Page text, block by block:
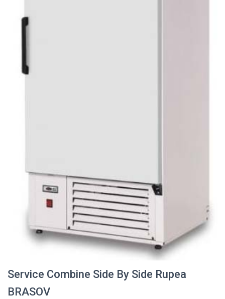
Service Combine Side By Side Rupea
BRASOV